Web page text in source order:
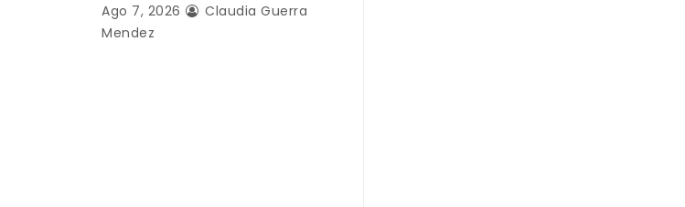
Ago 7, 2026
Claudia Guerra
Mendez